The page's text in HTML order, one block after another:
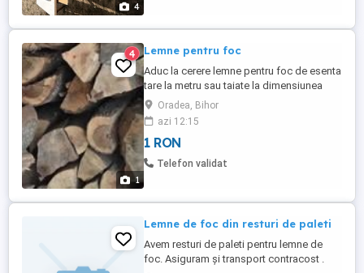
4
1
4 Lemne pentru foc
Aduc la cerere lemne pentru foc de esenta
tare la metru sau taiate la dimensiunea
dorita, orice cantitate.Pret in functie de
locatie.
Oradea, Bihor
azi 12:15
1 RON
Telefon validat
Lemne de foc din resturi de paleti
Avem resturi de paleti pentru lemne de
foc. Asiguram și transport contracost .